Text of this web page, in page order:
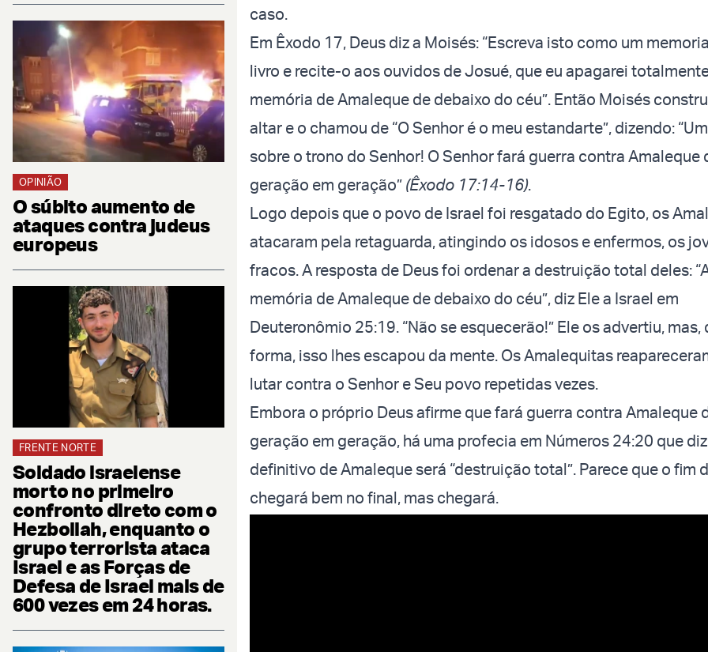
OPINIÃO
O súbito aumento de
ataques contra judeus
europeus
FRENTE NORTE
Soldado israelense
morto no primeiro
confronto direto com o
Hezbollah, enquanto o
grupo terrorista ataca
Israel e as Forças de
Defesa de Israel mais de
600 vezes em 24 horas.
caso.
Em Êxodo 17, Deus diz a Moisés: “Escreva isto como um
livro e recite-o aos ouvidos de Josué, que eu apagarei
memória de Amaleque de debaixo do céu”. Então Moisés
altar e o chamou de “O Senhor é o meu estandarte”, dizendo:
sobre o trono do Senhor! O Senhor fará guerra contra Amaleque
geração em geração” (Êxodo 17:14-16).
Logo depois que o povo de Israel foi resgatado do Egito, os
atacaram pela retaguarda, atingindo os idosos e enfermos, os
fracos. A resposta de Deus foi ordenar a destruição total deles:
memória de Amaleque de debaixo do céu”, diz Ele a Israel em
Deuteronômio 25:19. “Não se esquecerão!” Ele os advertiu, mas,
forma, isso lhes escapou da mente. Os Amalequitas
lutar contra o Senhor e Seu povo repetidas vezes.
Embora o próprio Deus afirme que fará guerra contra Amaleque
geração em geração, há uma profecia em Números 24:20 que
definitivo de Amaleque será “destruição total”. Parece que o fim
chegará bem no final, mas chegará.